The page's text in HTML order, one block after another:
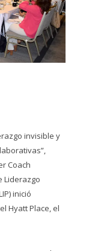
invisible y
Coach
Liderazgo
inició
Hyatt Place, el